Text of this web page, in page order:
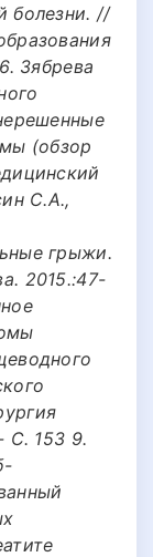
болезни. //
Зябрева
(обзор
С.А.,
грыжи.
2015.:47-
С. 153 9.